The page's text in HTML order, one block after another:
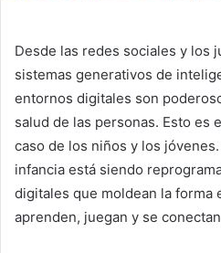
Desde las redes sociales y los
sistemas generativos de
entornos digitales son
salud de las personas. Esto es
caso de los niños y los
infancia está siendo
digitales que moldean la forma
aprenden, juegan y se